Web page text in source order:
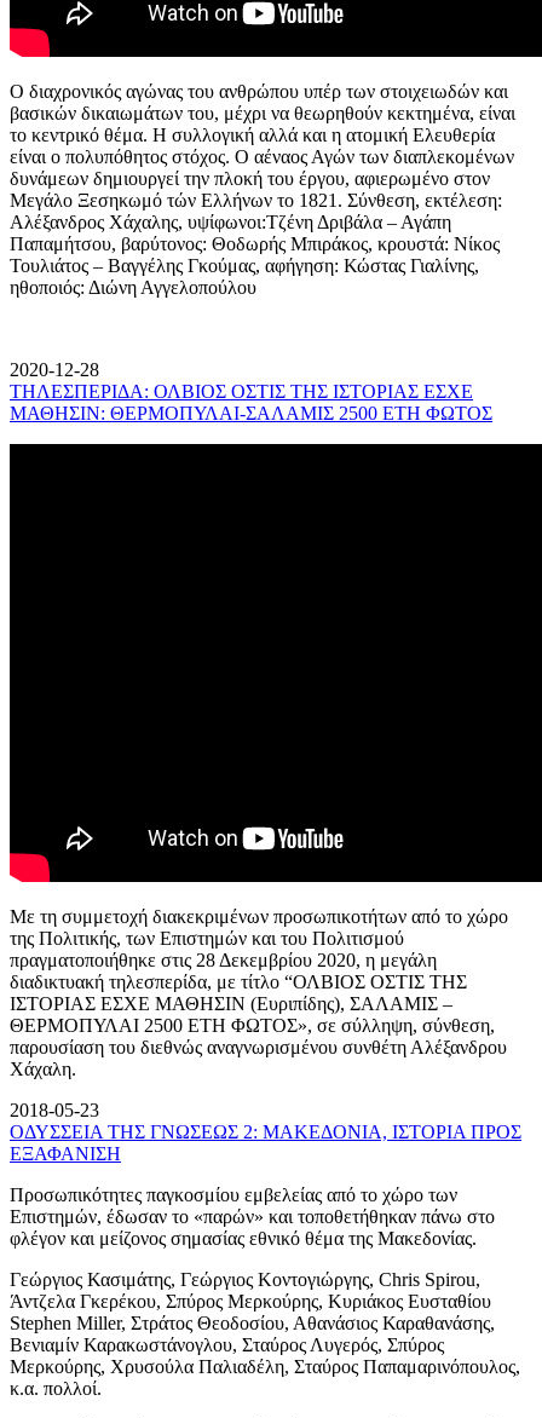
Ο διαχρονικός αγώνας του ανθρώπου υπέρ των στοιχειωδών και
βασικών δικαιωμάτων του, μέχρι να θεωρηθούν κεκτημένα, είναι
το κεντρικό θέμα. Η συλλογική αλλά και η ατομική Ελευθερία
είναι ο πολυπόθητος στόχος. Ο αέναος Αγών των διαπλεκομένων
δυνάμεων δημιουργεί την πλοκή του έργου, αφιερωμένο στον
Μεγάλο Ξεσηκωμό τών Ελλήνων το 1821. Σύνθεση, εκτέλεση:
Αλέξανδρος Χάχαλης, υψίφωνοι:Τζένη Δριβάλα – Αγάπη
Παπαμήτσου, βαρύτονος: Θοδωρής Μπιράκος, κρουστά: Νίκος
Τουλιάτος – Βαγγέλης Γκούμας, αφήγηση: Κώστας Γιαλίνης,
ηθοποιός: Διώνη Αγγελοπούλου
2020-12-28
ΤΗΛΕΣΠΕΡΙΔΑ: ΟΛΒΙΟΣ ΟΣΤΙΣ ΤΗΣ ΙΣΤΟΡΙΑΣ ΕΣΧΕ
ΜΑΘΗΣΙΝ: ΘΕΡΜΟΠΥΛΑΙ-ΣΑΛΑΜΙΣ 2500 ΕΤΗ ΦΩΤΟΣ
Με τη συμμετοχή διακεκριμένων προσωπικοτήτων από το χώρο
της Πολιτικής, των Επιστημών και του Πολιτισμού
πραγματοποιήθηκε στις 28 Δεκεμβρίου 2020, η μεγάλη
διαδικτυακή τηλεσπερίδα, με τίτλο “ΟΛΒΙΟΣ ΟΣΤΙΣ ΤΗΣ
ΙΣΤΟΡΙΑΣ ΕΣΧΕ ΜΑΘΗΣΙΝ (Ευριπίδης), ΣΑΛΑΜΙΣ –
ΘΕΡΜΟΠΥΛΑΙ 2500 ΕΤΗ ΦΩΤΟΣ», σε σύλληψη, σύνθεση,
παρουσίαση του διεθνώς αναγνωρισμένου συνθέτη Αλέξανδρου
Χάχαλη.
2018-05-23
ΟΔΥΣΣΕΙΑ ΤΗΣ ΓΝΩΣΕΩΣ 2: ΜΑΚΕΔΟΝΙΑ, ΙΣΤΟΡΙΑ ΠΡΟΣ
ΕΞΑΦΑΝΙΣΗ
Προσωπικότητες παγκοσμίου εμβελείας από το χώρο των
Επιστημών, έδωσαν το «παρών» και τοποθετήθηκαν πάνω στο
φλέγον και μείζονος σημασίας εθνικό θέμα της Μακεδονίας.
Γεώργιος Κασιμάτης, Γεώργιος Κοντογιώργης, Chris Spirou,
Άντζελα Γκερέκου, Σπύρος Μερκούρης, Κυριάκος Ευσταθίου
Stephen Miller, Στράτος Θεοδοσίου, Αθανάσιος Καραθανάσης,
Βενιαμίν Καρακωστάνογλου, Σταύρος Λυγερός, Σπύρος
Μερκούρης, Χρυσούλα Παλιαδέλη, Σταύρος Παπαμαρινόπουλος,
κ.α. πολλοί.